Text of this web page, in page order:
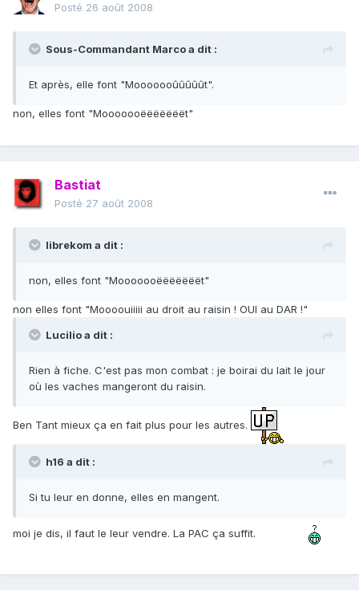
Posté 26 août 2008
Sous-Commandant Marco a dit :
Et après, elle font "Mooooooûûûûût".
non, elles font "Mooooooëëëëëëët"
Bastiat
Posté 27 août 2008
librekom a dit :
non, elles font "Mooooooëëëëëëët"
non elles font "Moooouiiiii au droit au raisin ! OUI au DAR !"
Lucilio a dit :
Rien à fiche. C'est pas mon combat : je boirai du lait le jour
où les vaches mangeront du raisin.
Ben Tant mieux ça en fait plus pour les autres.
h16 a dit :
Si tu leur en donne, elles en mangent.
moi je dis, il faut le leur vendre. La PAC ça suffit.